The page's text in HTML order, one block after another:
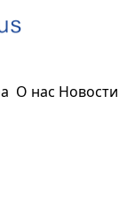
О нас Новости